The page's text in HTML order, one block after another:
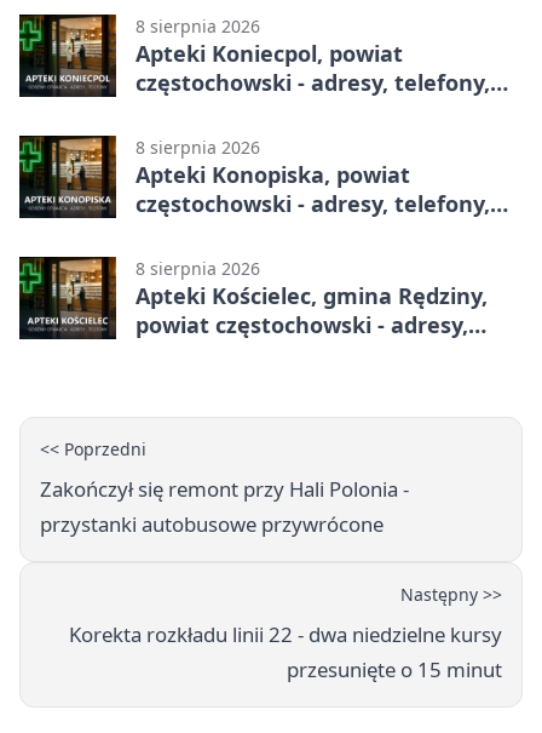
8 sierpnia 2026
Apteki Koniecpol, powiat
częstochowski - adresy, telefony,
8 sierpnia 2026
Apteki Konopiska, powiat
częstochowski - adresy, telefony,
8 sierpnia 2026
Apteki Kościelec, gmina Rędziny,
powiat częstochowski - adresy,
<< Poprzedni
Zakończył się remont przy Hali Polonia -
przystanki autobusowe przywrócone
Następny >>
Korekta rozkładu linii 22 - dwa niedzielne kursy
przesunięte o 15 minut